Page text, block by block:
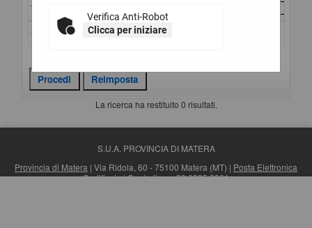
Verifica Anti-Robot
Clicca per iniziare
Titolo :
Stato :
La ricerca ha restituito 0 risultati.
S.U.A. PROVINCIA DI MATERA
Provincia di Matera | Via Ridola, 60 - 75100 Matera (MT) | Posta Elettronica
Certificata| Centralino: +39 0835 3061